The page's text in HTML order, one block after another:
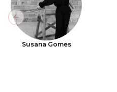
Susana Gomes
Previous slide